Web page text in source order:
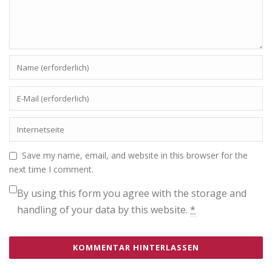
Save my name, email, and website in this browser for the
next time I comment.
By using this form you agree with the storage and
handling of your data by this website. *